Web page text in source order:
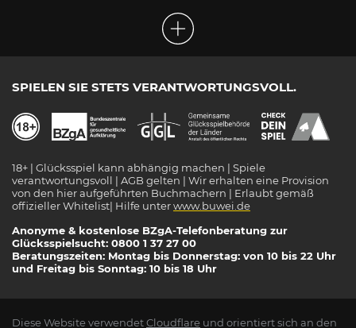
SPIELEN SIE STETS VERANTWORTUNGSVOLL.
18+ | Glücksspiel kann abhängig machen | Spiele
verantwortungsvoll | AGB gelten | Wir erhalten eine Provision
von den hier aufgeführten Buchmachern | Erlaubt gemäß
offizieller Whitelist| Hilfe unterwww.buwei.de
Anonyme & kostenlose BZgA-Telefonberatung zur
Glücksspielsucht: 0800 1 37 27 00
Beratungszeiten: Montag bis Donnerstag: von 10 bis 22 Uhr
und Freitag bis Sonntag: 10 bis 18 Uhr
Diese Website verwendetCloudflare und orientiert sich an den